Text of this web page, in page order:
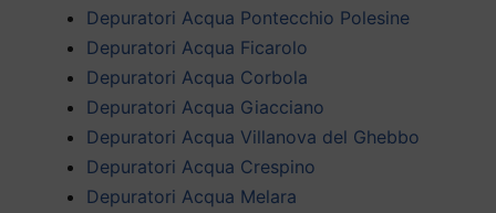
Depuratori Acqua Pontecchio Polesine
Depuratori Acqua Ficarolo
Depuratori Acqua Corbola
Depuratori Acqua Giacciano
Depuratori Acqua Villanova del Ghebbo
Depuratori Acqua Crespino
Depuratori Acqua Melara